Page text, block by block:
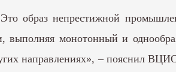
образ непрестижной
выполняя монотонный и
направлениях», – пояснил